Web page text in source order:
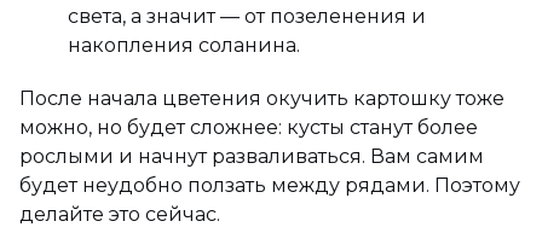
света, а значит — от позеленения и
накопления соланина.
После начала цветения окучить картошку тоже
можно, но будет сложнее: кусты станут более
рослыми и начнут разваливаться. Вам самим
будет неудобно ползать между рядами. Поэтому
делайте это сейчас.